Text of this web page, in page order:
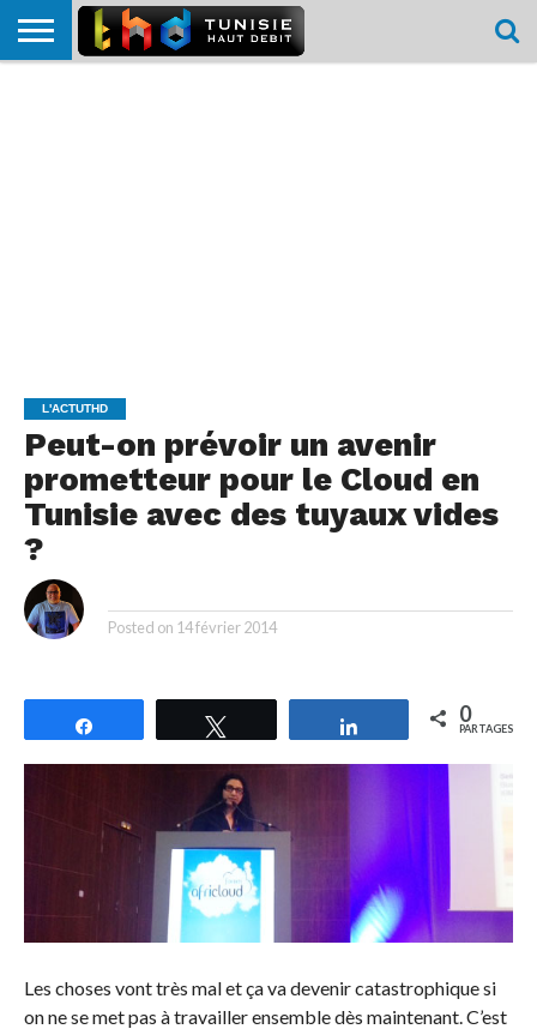
L'ACTUTHD
Peut-on prévoir un avenir
prometteur pour le Cloud en
Tunisie avec des tuyaux vides
?
Posted on 14 février 2014
Partagez 0
PARTAGES
Les choses vont très mal et ça va devenir catastrophique si
on ne se met pas à travailler ensemble dès maintenant. C’est